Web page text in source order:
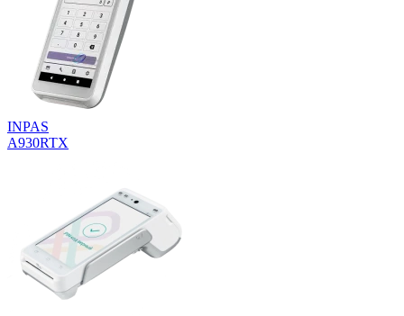
INPAS
A930RTX